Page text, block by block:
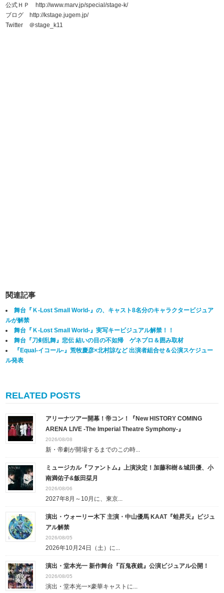
公式ＨＰ http://www.marv.jp/special/stage-k/
ブログ http://kstage.jugem.jp/
Twitter ＠stage_k11
関連記事
舞台『Ｋ-Lost Small World-』の、キャスト8名分のキャラクタービジュア
ルが解禁
舞台『Ｋ-Lost Small World-』実写キービジュアル解禁！！
舞台『刀剣乱舞』悲伝 結いの目の不如帰 ゲネプロ＆囲み取材
『Equal-イコール-』荒牧慶彦×北村諒など 出演者組合せ＆公演スケジュー
ル発表
RELATED POSTS
アリーナツアー開幕！帝コン！『New HISTORY COMING
ARENA LIVE -The Imperial Theatre Symphony-』
2026/08/08
新・帝劇が開場するまでのこの時...
ミュージカル『ファントム』上演決定！加藤和樹＆城田優、小
南満佑子&飯田栞月
2026/08/06
2027年8月～10月に、東京...
演出・ウォーリー木下 主演・中山優馬 KAAT『蛙昇天』ビジュ
アル解禁
2026/08/05
2026年10月24日（土）に...
演出・堂本光一 新作舞台『百鬼夜鏡』公演ビジュアル公開！
2026/08/05
演出・堂本光一×豪華キャストに...